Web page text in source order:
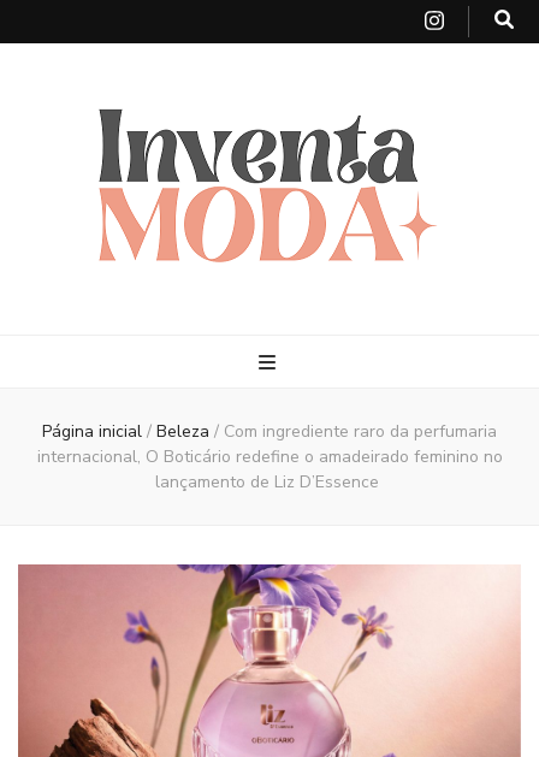
Página inicial / Beleza / Com ingrediente raro da perfumaria
internacional, O Boticário redefine o amadeirado feminino no
lançamento de Liz D’Essence